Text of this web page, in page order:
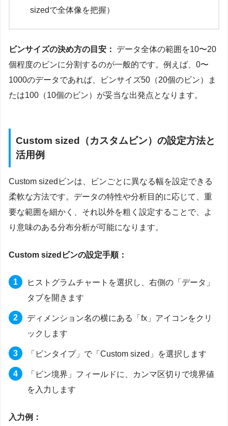
sizedで全体像を把握）
ビンサイズの決め方の目安：
データ全体の範囲を10〜20
個程度のビンに分割するのが一般的です。例えば、0〜
1000のデータであれば、ビンサイズ50（20個のビン）ま
たは100（10個のビン）が妥当な出発点となります。
Custom sized（カスタムビン）の設定方法と
活用例
Custom sizedビンは、ビンごとに異なる幅を設定できる
柔軟な方法です。データの特性や分析目的に応じて、重
要な範囲を細かく、それ以外を粗く設定することで、よ
り意味のある分布分析が可能になります。
Custom sizedビンの設定手順：
ヒストグラムチャートを選択し、右側の「データ」
タブを開きます
ディメンション名の横にある「fx」アイコンをクリ
ックします
「ビンタイプ」で「Custom sized」を選択します
「ビン境界」フィールドに、カンマ区切りで境界値
を入力します
入力例：